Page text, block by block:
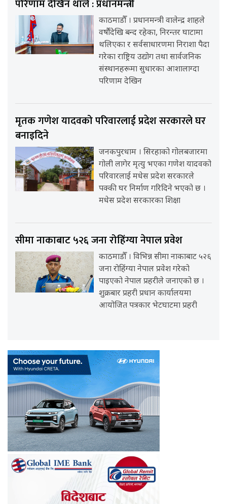
परिणाम देखिन थाले : प्रधानमन्त्री
काठमाडौँ । प्रधानमन्त्री वालेन्द्र शाहले
वर्षौंदेखि बन्द रहेका, निरन्तर घाटामा
थलिएका र सर्वसाधारणमा निराशा पैदा
गरेका राष्ट्रिय उद्योग तथा सार्वजनिक
संस्थानहरूमा सुधारका आशालाग्दा
परिणाम देखिन
मृतक गणेश यादवको परिवारलाई प्रदेश सरकारले घर
बनाइदिने
जनकपुरधाम । सिरहाको गोलबजारमा
गोली लागेर मृत्यु भएका गणेश यादवको
परिवारलाई मधेस प्रदेश सरकारले
पक्की घर निर्माण गरिदिने भएको छ ।
मधेस प्रदेश सरकारका शिक्षा
सीमा नाकाबाट ५२६ जना रोहिंग्या नेपाल प्रवेश
काठमाडौँ । विभिन्न सीमा नाकाबाट ५२६
जना रोहिंग्या नेपाल प्रवेश गरेको
पाइएको नेपाल प्रहरीले जनाएको छ ।
शुक्रबार प्रहरी प्रधान कार्यालयमा
आयोजित पत्रकार भेटघाटमा प्रहरी